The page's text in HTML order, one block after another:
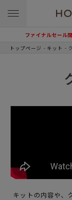
ファイナルセール
トップページ キット
キットの内容や、